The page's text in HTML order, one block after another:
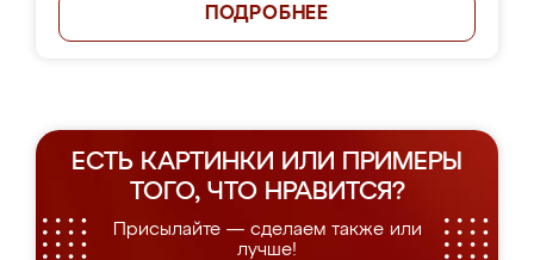
ПОДРОБНЕЕ
ЕСТЬ КАРТИНКИ ИЛИ ПРИМЕРЫ
ТОГО, ЧТО НРАВИТСЯ?
Присылайте — сделаем также или
лучше!